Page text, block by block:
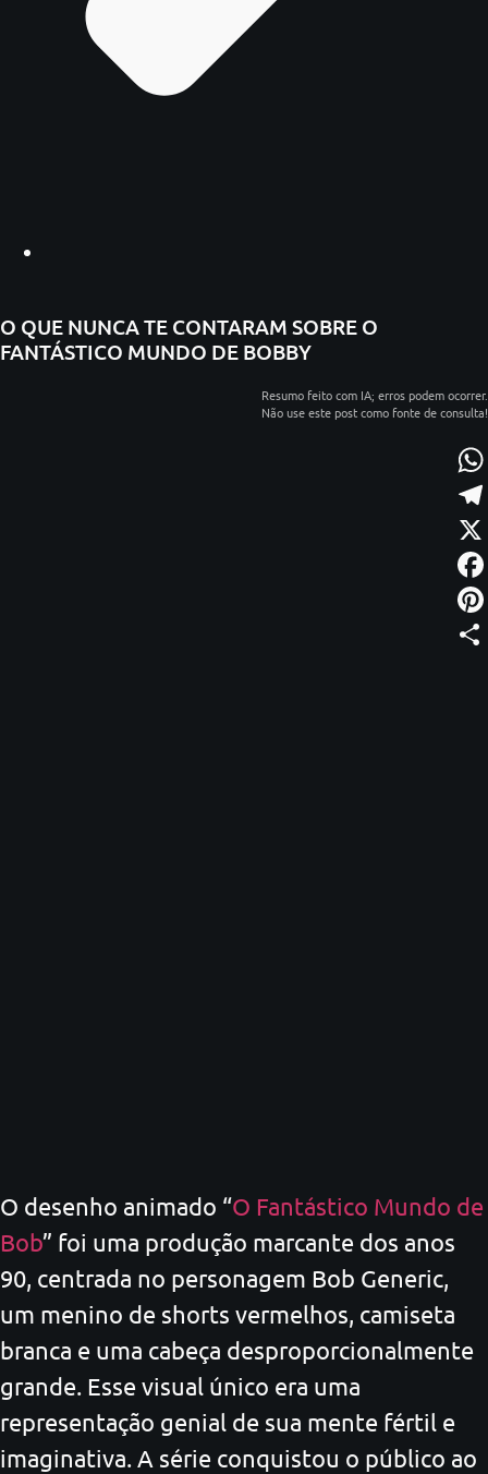
O QUE NUNCA TE CONTARAM SOBRE O
FANTÁSTICO MUNDO DE BOBBY
Resumo feito com IA; erros podem ocorrer.
Não use este post como fonte de consulta!
O desenho animado “O Fantástico Mundo de
Bob” foi uma produção marcante dos anos
90, centrada no personagem Bob Generic,
um menino de shorts vermelhos, camiseta
branca e uma cabeça desproporcionalmente
grande. Esse visual único era uma
representação genial de sua mente fértil e
imaginativa. A série conquistou o público ao